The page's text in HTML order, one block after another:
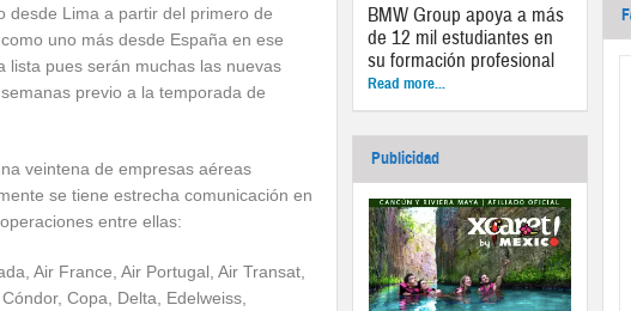
desde Lima a partir del primero de
uno más desde España en ese
lista pues serán muchas las nuevas
previo a la temporada de
veintena de empresas aéreas
se tiene estrecha comunicación en
entre ellas:
Air France, Air Portugal, Air Transat,
Copa, Delta, Edelweiss,
BMW Group apoya a más
de 12 mil estudiantes en
su formación profesional
Read more...
Publicidad